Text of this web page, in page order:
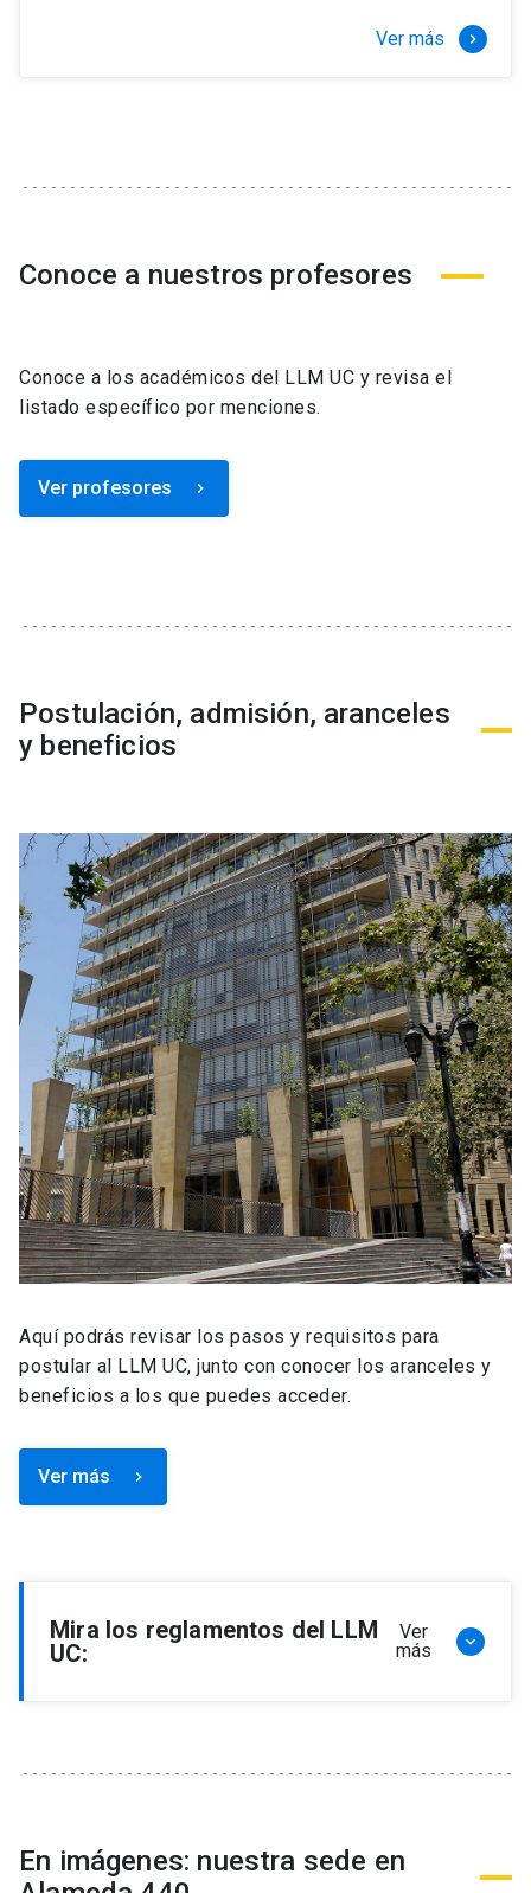
Ver más keyboard_arrow_right
Conoce a nuestros profesores
Conoce a los académicos del LLM UC y revisa el
listado específico por menciones.
Ver profesores keyboard_arrow_right
Postulación, admisión, aranceles
y beneficios
Aquí podrás revisar los pasos y requisitos para
postular al LLM UC, junto con conocer los aranceles y
beneficios a los que puedes acceder.
Ver más keyboard_arrow_right
Mira los reglamentos del LLM
UC:
Ver
más
keyboard_arrow_down
Reglamento de Becas y Descuentos Programa
de Magíster en Derecho, LLM
En imágenes: nuestra sede en